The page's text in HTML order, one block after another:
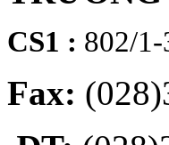
CS1 : 802/
Fax: